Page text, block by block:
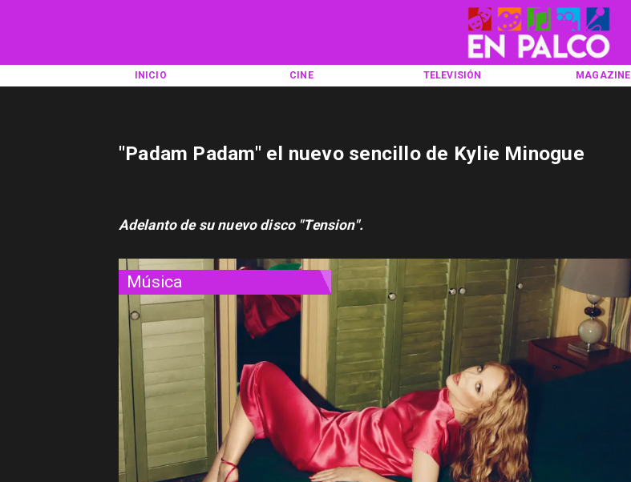
INICIO CINE TELEVISIÓN MAGAZINE
Música
"Padam Padam" el nuevo sencillo de Kylie Minogue
Adelanto de su nuevo disco "Tension".